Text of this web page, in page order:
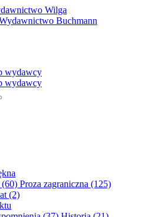
(60) Proza zagraniczna (125)
(2)